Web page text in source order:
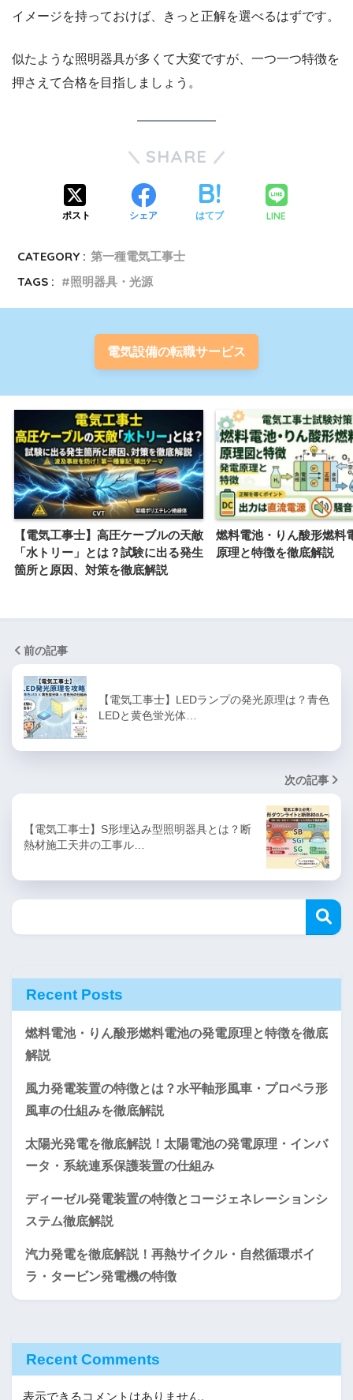
イメージを持っておけば、きっと正解を選べるはずです。
似たような照明器具が多くて大変ですが、一つ一つ特徴を
押さえて合格を目指しましょう。
SHARE
ポスト シェア はてブ LINE
CATEGORY : 第一種電気工事士
TAGS :
照明器具・光源
電気設備の転職サービス
【電気工事士】高圧ケーブルの天敵
「水トリー」とは？試験に出る発生
箇所と原因、対策を徹底解説
燃料電池・りん酸形燃料
原理と特徴を徹底解説
前の記事
【電気工事士】LEDランプの発光原理は？青色
LEDと黄色蛍光体…
次の記事
【電気工事士】S形埋込み型照明器具とは？断
熱材施工天井の工事ル…
Recent Posts
燃料電池・りん酸形燃料電池の発電原理と特徴を徹底
解説
風力発電装置の特徴とは？水平軸形風車・プロペラ形
風車の仕組みを徹底解説
太陽光発電を徹底解説！太陽電池の発電原理・インバ
ータ・系統連系保護装置の仕組み
ディーゼル発電装置の特徴とコージェネレーションシ
ステム徹底解説
汽力発電を徹底解説！再熱サイクル・自然循環ボイ
ラ・タービン発電機の特徴
Recent Comments
表示できるコメントはありません。